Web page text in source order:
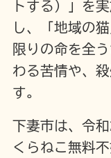
トする）」を
し、「地域の
限りの命を全
わる苦情や、
す。
下妻市は、令
くらねこ無料